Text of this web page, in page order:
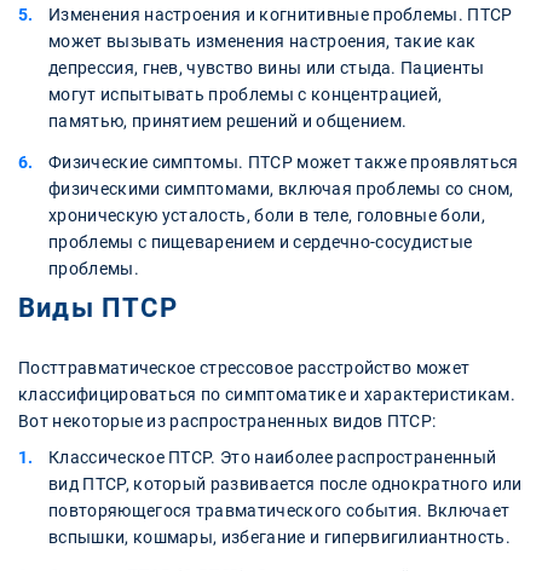
Изменения настроения и когнитивные проблемы. ПТСР
может вызывать изменения настроения, такие как
депрессия, гнев, чувство вины или стыда. Пациенты
могут испытывать проблемы с концентрацией,
памятью, принятием решений и общением.
Физические симптомы. ПТСР может также проявляться
физическими симптомами, включая проблемы со сном,
хроническую усталость, боли в теле, головные боли,
проблемы с пищеварением и сердечно-сосудистые
проблемы.
Виды ПТСР
Посттравматическое стрессовое расстройство может
классифицироваться по симптоматике и характеристикам.
Вот некоторые из распространенных видов ПТСР:
Классическое ПТСР. Это наиболее распространенный
вид ПТСР, который развивается после однократного или
повторяющегося травматического события. Включает
вспышки, кошмары, избегание и гипервигилиантность.